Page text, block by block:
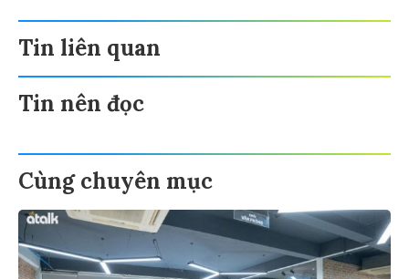
Tin liên quan
Tin nên đọc
Cùng chuyên mục